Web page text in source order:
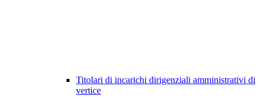
Titolari di incarichi dirigenziali amministrativi di
vertice